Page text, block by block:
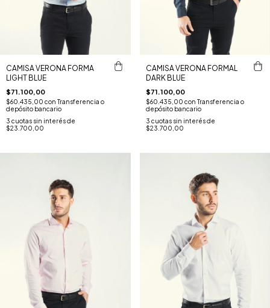
CAMISA VERONA FORMA
LIGHT BLUE
$71.100,00
$60.435,00 con Transferencia o
depósito bancario
3 cuotas sin interés de
$23.700,00
CAMISA VERONA FORMAL
DARK BLUE
$71.100,00
$60.435,00 con Transferencia o
depósito bancario
3 cuotas sin interés de
$23.700,00